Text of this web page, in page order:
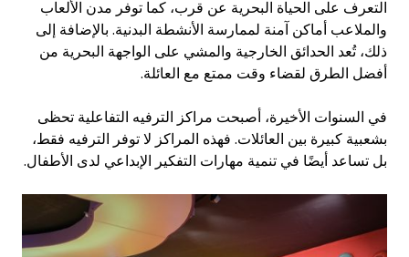
التعرف على الحياة البحرية عن قرب، كما توفر مدن الألعاب
والملاعب أماكن آمنة لممارسة الأنشطة البدنية. بالإضافة إلى
ذلك، تُعد الحدائق الخارجية والمشي على الواجهة البحرية من
أفضل الطرق لقضاء وقت ممتع مع العائلة.
في السنوات الأخيرة، أصبحت مراكز الترفيه التفاعلية تحظى
بشعبية كبيرة بين العائلات. فهذه المراكز لا توفر الترفيه فقط،
بل تساعد أيضًا في تنمية مهارات التفكير الإبداعي لدى الأطفال.